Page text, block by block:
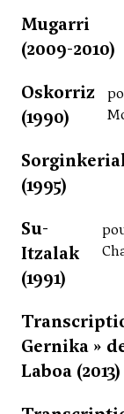
Mugarri
(2009-2010)
Oskorriz
(1990)
(1995)
Su-
Itzalak
(1991)
Gernika »
Laboa (2013)